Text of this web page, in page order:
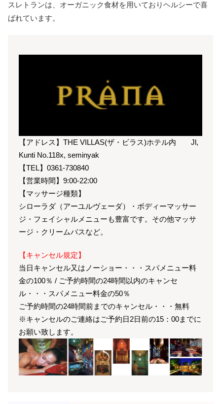
スレトランは、オーガニック食材を用いておりヘルシーで喜
ばれています。
【アドレス】THE VILLAS(ザ・ビラス)ホテル内 Jl,
Kunti No.118x, seminyak
【TEL】0361-730840
【営業時間】9:00-22:00
【マッサージ種類】
シローラダ（アーユルヴェーダ）・ボディーマッサー
ジ・フェイシャルメニューも豊富です。その他マッサ
ージ・クリームバスなど。
【キャンセル規定】
当日キャンセル又はノーショー・・・スパメニュー料
金の100％ / ご予約時間の24時間以内のキャンセ
ル・・・スパメニュー料金の50％
ご予約時間の24時間前までのキャンセル・・・無料
※キャンセルのご連絡はご予約日2日前の15：00までに
お願い致します。